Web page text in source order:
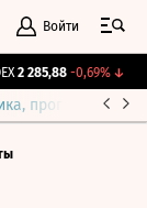
Войти
2 285,88 -0,69%↓
прогнозы